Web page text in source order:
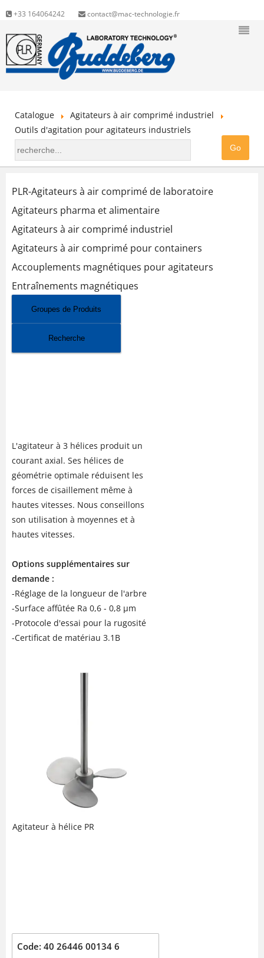
+33 164064242 contact@mac-technologie.fr
Catalogue
Agitateurs à air comprimé industriel
Outils d'agitation pour agitateurs industriels
PLR-Agitateurs à air comprimé de laboratoire
Agitateurs pharma et alimentaire
Agitateurs à air comprimé industriel
Agitateurs à air comprimé pour containers
Accouplements magnétiques pour agitateurs
Entraînements magnétiques
Groupes de Produits
Recherche
L'agitateur à 3 hélices produit un
courant axial. Ses hélices de
géométrie optimale réduisent les
forces de cisaillement même à
hautes vitesses. Nous conseillons
son utilisation à moyennes et à
hautes vitesses.
Options supplémentaires sur
demande :
-Réglage de la longueur de l'arbre
-Surface affûtée Ra 0,6 - 0,8 µm
-Protocole d'essai pour la rugosité
-Certificat de matériau 3.1B
Agitateur à hélice PR
Code: 40 26446 00134 6